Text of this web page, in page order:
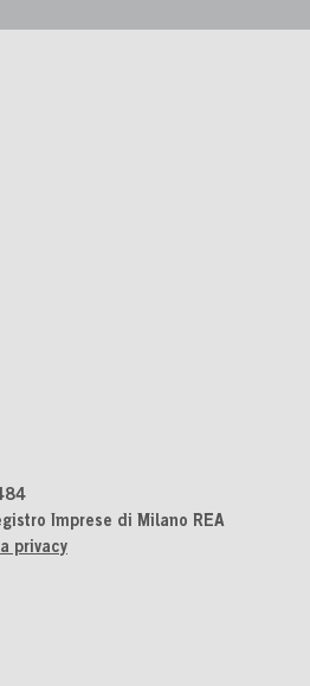
Imprese di Milano REA
privacy